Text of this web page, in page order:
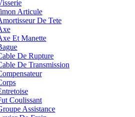
Articule
De Tete
Et Manette
De Rupture
De Transmission
Coulissant
Assistance